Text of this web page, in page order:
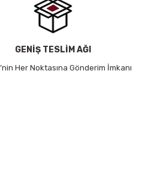
GENİŞ TESLİM AĞI
Her Noktasına Gönderim İmkanı